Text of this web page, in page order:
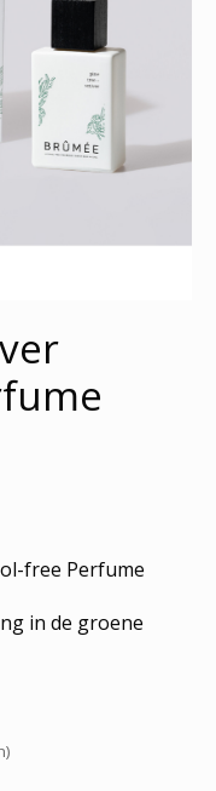
free Perfume
in de groene